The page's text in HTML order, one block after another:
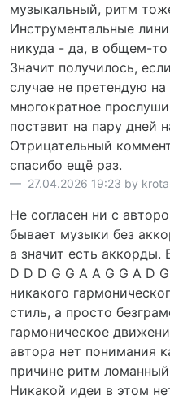
музыкальный, ритм
Инструментальные
никуда - да, в общем-то
Значит получилось,
случае не претендую на
многократное
поставит на пару дней
Отрицательный
спасибо ещё раз.
27.04.2026 19:23 by
Не согласен ни с
бывает музыки без
а значит есть аккорды.
D D D G G A A G G A D
никакого
стиль, а просто
гармоническое
автора нет понимания
причине ритм
Никакой идеи в этом